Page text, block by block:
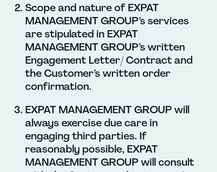
Scope and nature of EXPAT
MANAGEMENT GROUP’s services
are stipulated in EXPAT
MANAGEMENT GROUP’s written
Engagement Letter/ Contract and
the Customer’s written order
confirmation.
EXPAT MANAGEMENT GROUP will
always exercise due care in
engaging third parties. If
reasonably possible, EXPAT
MANAGEMENT GROUP will consult